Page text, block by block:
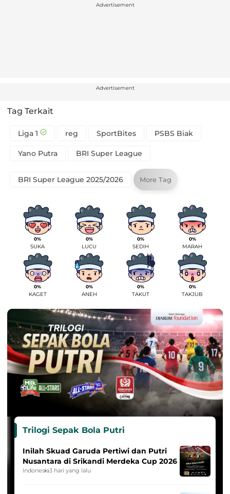
Advertisement
Advertisement
Tag Terkait
Liga 1 reg SportBites PSBS Biak
Yano Putra BRI Super League
BRI Super League 2025/2026 More Tag
0%
SUKA
0%
LUCU
0%
SEDIH
0%
MARAH
0%
KAGET
0%
ANEH
0%
TAKUT
0%
TAKJUB
Trilogi Sepak Bola Putri
Inilah Skuad Garuda Pertiwi dan Putri
Nusantara di Srikandi Merdeka Cup 2026
Indonesia3 hari yang lalu